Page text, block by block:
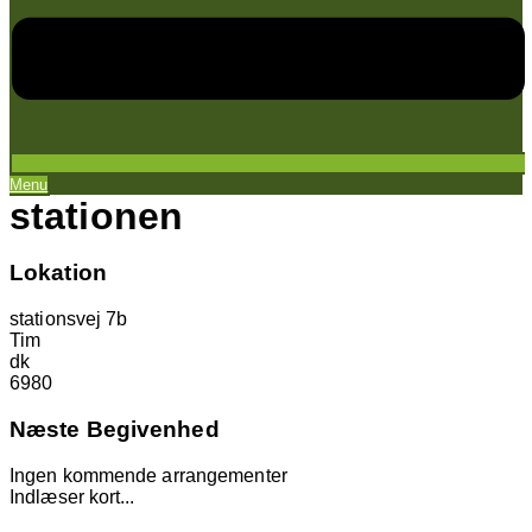
Menu
stationen
Lokation
stationsvej 7b
Tim
dk
6980
Næste Begivenhed
Ingen kommende arrangementer
Indlæser kort...